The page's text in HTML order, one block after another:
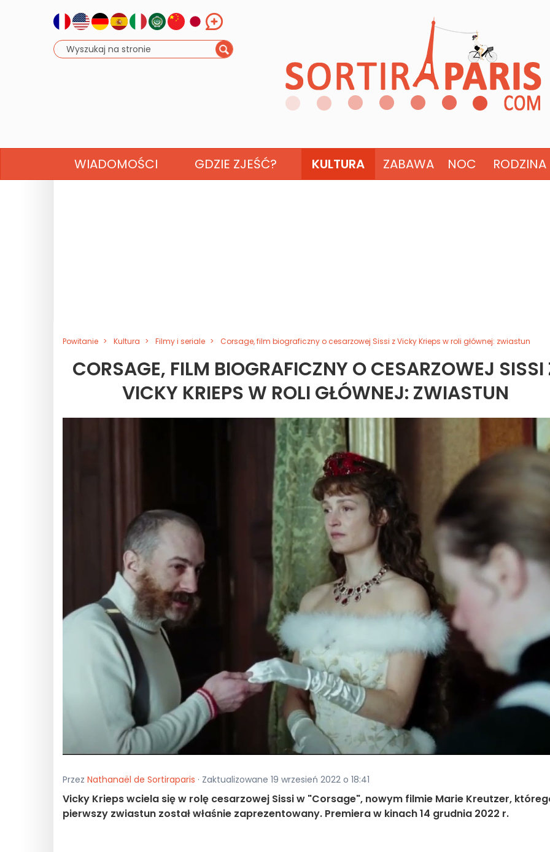
WIADOMOŚCI GDZIE ZJEŚĆ? KULTURA ZABAWA NOC RODZINA
Powitanie Kultura Filmy i seriale Corsage, film biograficzny o cesarzowej Sissi z Vicky Krieps w roli głównej: zwiastun
CORSAGE, FILM BIOGRAFICZNY O CESARZOWEJ SISSI
VICKY KRIEPS W ROLI GŁÓWNEJ: ZWIASTUN
Przez Nathanaël de Sortiraparis · Zaktualizowane 19 wrzesień 2022 o 18:41
Vicky Krieps wciela się w rolę cesarzowej Sissi w "Corsage", nowym filmie Marie Kreutzer,
pierwszy zwiastun został właśnie zaprezentowany. Premiera w kinach 14 grudnia 2022 r.